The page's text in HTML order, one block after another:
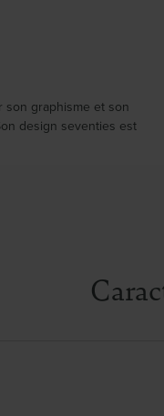
son graphisme et son
design seventies est